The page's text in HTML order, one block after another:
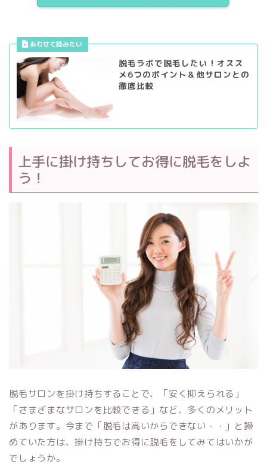
脱毛ラボで脱毛したい！オスス
メ6つのポイント＆他サロンとの
徹底比較
上手に掛け持ちしてお得に脱毛をしよ
う！
脱毛サロンを掛け持ちすることで、「安く抑えられる」
「さまざまなサロンを比較できる」など、多くのメリット
があります。今まで「脱毛は高いからできない・・」と諦
めていた方は、掛け持ちでお得に脱毛をしてみてはいかが
でしょうか。